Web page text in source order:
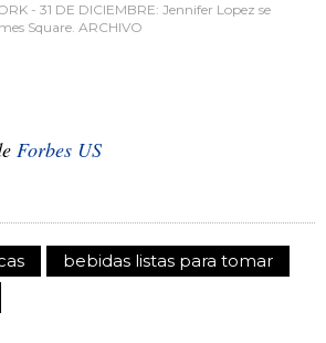
- 31 DE DICIEMBRE: Jennifer Lopez se
Square. ARCHIVO
Forbes US
bebidas listas para tomar